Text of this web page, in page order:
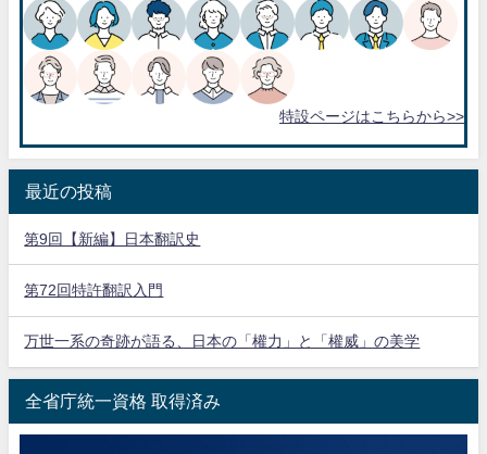
特設ページはこちらから>>
最近の投稿
第9回【新編】日本翻訳史
第72回特許翻訳入門
万世一系の奇跡が語る、日本の「權力」と「權威」の美学
全省庁統一資格 取得済み